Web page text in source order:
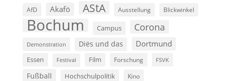
AfD Akafö AStA Ausstellung Blickwinkel
Bochum Campus Corona
Demonstration Diës und das Dortmund
Essen Festival Film Forschung FSVK
Fußball Hochschulpolitik Kino